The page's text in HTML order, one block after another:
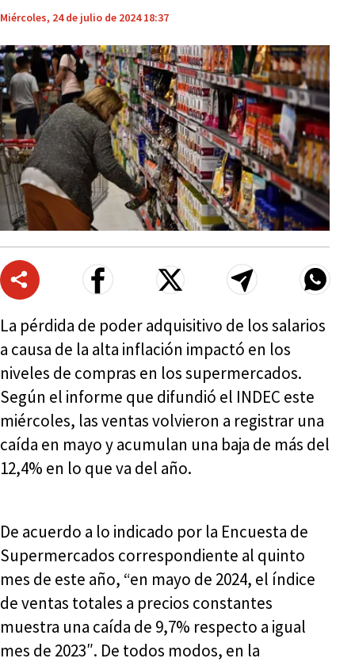
Miércoles, 24 de julio de 2024 18:37
La pérdida de poder adquisitivo de los salarios
a causa de la alta inflación impactó en los
niveles de compras en los supermercados.
Según el informe que difundió el INDEC este
miércoles, las ventas volvieron a registrar una
caída en mayo y acumulan una baja de más del
12,4% en lo que va del año.
De acuerdo a lo indicado por la Encuesta de
Supermercados correspondiente al quinto
mes de este año, “en mayo de 2024, el índice
de ventas totales a precios constantes
muestra una caída de 9,7% respecto a igual
mes de 2023″. De todos modos, en la